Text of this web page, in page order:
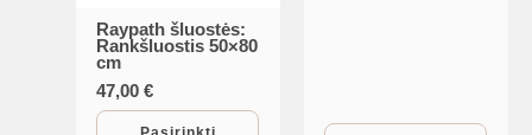
Raypath šluostės:
Rankšluostis 50×80
cm
47,00€
This
product
has